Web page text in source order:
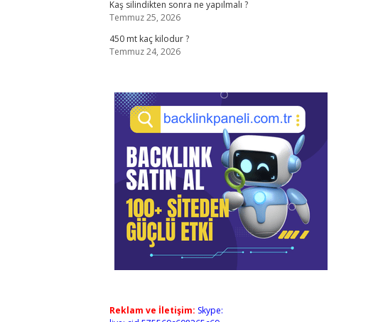
Kaş silindikten sonra ne yapılmalı ?
Temmuz 25, 2026
450 mt kaç kilodur ?
Temmuz 24, 2026
Reklam ve İletişim: Skype: